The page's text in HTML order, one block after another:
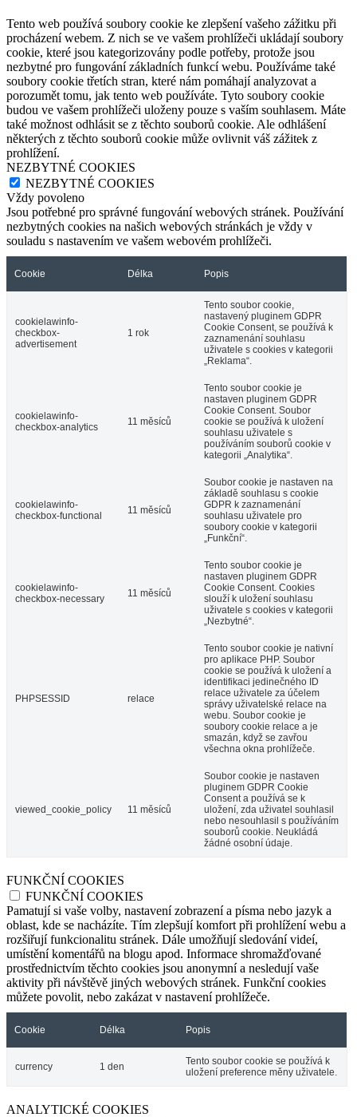
Tento web používá soubory cookie ke zlepšení vašeho zážitku při
procházení webem. Z nich se ve vašem prohlížeči ukládají soubory
cookie, které jsou kategorizovány podle potřeby, protože jsou
nezbytné pro fungování základních funkcí webu. Používáme také
soubory cookie třetích stran, které nám pomáhají analyzovat a
porozumět tomu, jak tento web používáte. Tyto soubory cookie
budou ve vašem prohlížeči uloženy pouze s vaším souhlasem. Máte
také možnost odhlásit se z těchto souborů cookie. Ale odhlášení
některých z těchto souborů cookie může ovlivnit váš zážitek z
prohlížení.
NEZBYTNÉ COOKIES
NEZBYTNÉ COOKIES
Vždy povoleno
Jsou potřebné pro správné fungování webových stránek. Používání
nezbytných cookies na našich webových stránkách je vždy v
souladu s nastavením ve vašem webovém prohlížeči.
Cookie Délka Popis
cookielawinfo-
checkbox-
advertisement
1 rok
Tento soubor cookie,
nastavený pluginem GDPR
Cookie Consent, se používá k
zaznamenání souhlasu
uživatele s cookies v kategorii
„Reklama“.
cookielawinfo-
checkbox-analytics
11 měsíců
Tento soubor cookie je
nastaven pluginem GDPR
Cookie Consent. Soubor
cookie se používá k uložení
souhlasu uživatele s
používáním souborů cookie v
kategorii „Analytika“.
cookielawinfo-
checkbox-functional
11 měsíců
Soubor cookie je nastaven na
základě souhlasu s cookie
GDPR k zaznamenání
souhlasu uživatele pro
soubory cookie v kategorii
„Funkční“.
cookielawinfo-
checkbox-necessary
11 měsíců
Tento soubor cookie je
nastaven pluginem GDPR
Cookie Consent. Cookies
slouží k uložení souhlasu
uživatele s cookies v kategorii
„Nezbytné“.
PHPSESSID relace
Tento soubor cookie je nativní
pro aplikace PHP. Soubor
cookie se používá k uložení a
identifikaci jedinečného ID
relace uživatele za účelem
správy uživatelské relace na
webu. Soubor cookie je
soubory cookie relace a je
smazán, když se zavřou
všechna okna prohlížeče.
viewed_cookie_policy 11 měsíců
Soubor cookie je nastaven
pluginem GDPR Cookie
Consent a používá se k
uložení, zda uživatel souhlasil
nebo nesouhlasil s používáním
souborů cookie. Neukládá
žádné osobní údaje.
FUNKČNÍ COOKIES
FUNKČNÍ COOKIES
Pamatují si vaše volby, nastavení zobrazení a písma nebo jazyk a
oblast, kde se nacházíte. Tím zlepšují komfort při prohlížení webu a
rozšiřují funkcionalitu stránek. Dále umožňují sledování videí,
umístění komentářů na blogu apod. Informace shromažďované
prostřednictvím těchto cookies jsou anonymní a nesledují vaše
aktivity při návštěvě jiných webových stránek. Funkční cookies
můžete povolit, nebo zakázat v nastavení prohlížeče.
Cookie Délka Popis
currency 1 den
Tento soubor cookie se používá k
uložení preference měny uživatele.
ANALYTICKÉ COOKIES